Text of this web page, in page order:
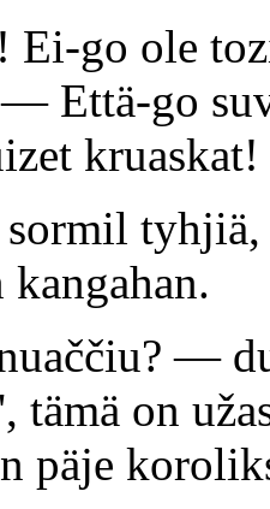
go ole
Että-go
kruaskat!
kangahan.
—
tämä on
päje